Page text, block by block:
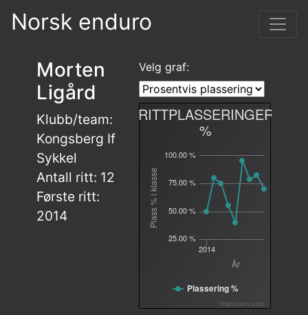
Norsk enduro
Morten
Ligård
Klubb/team:
Kongsberg If
Sykkel
Antall ritt: 12
Første ritt:
2014
Velg graf:
År
Plass % i klasse
RITTPLASSERINGER
%
2014
25.00 %
50.00 %
75.00 %
100.00 %
Plassering %
Highcharts.com